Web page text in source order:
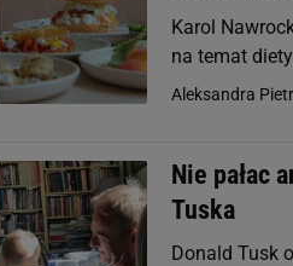
Karol
na temat
Aleksandra
Nie pałac
Tuska
Donald Tusk